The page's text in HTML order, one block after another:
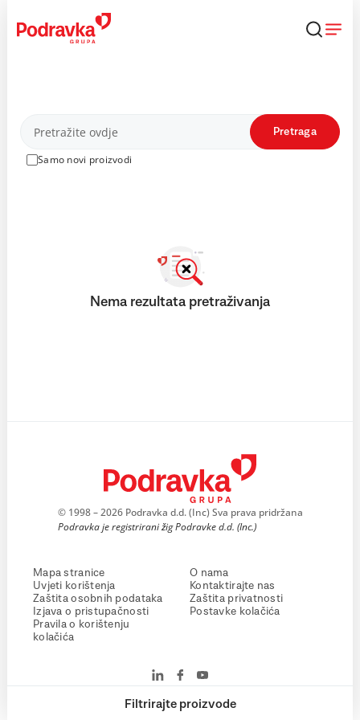
content
Proizvodi
Samo novi proizvodi
Pretraga
Filtrirajte proizvode
Nema rezultata pretraživanja
© 1998 – 2026 Podravka d.d. (Inc) Sva prava pridržana
Podravka je registrirani žig Podravke d.d. (Inc.)
Mapa stranice
Uvjeti korištenja
Zaštita osobnih podataka
Izjava o pristupačnosti
Pravila o korištenju
kolačića
O nama
Kontaktirajte nas
Zaštita privatnosti
Postavke kolačića